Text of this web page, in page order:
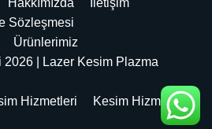
Hakkımızda
İletişim
Sözleşmesi
Ürünlerimiz
2026 | Lazer Kesim Plazma
Hizmetleri
Kesim Hizmetleri